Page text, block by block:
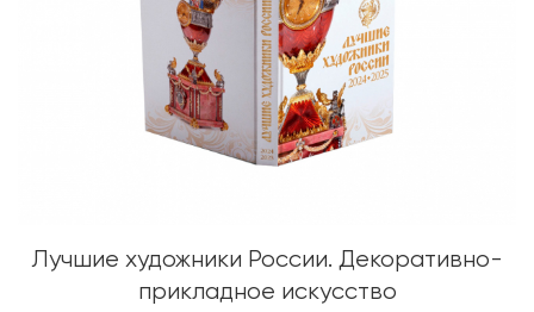
Лучшие художники России. Декоративно-
прикладное искусство